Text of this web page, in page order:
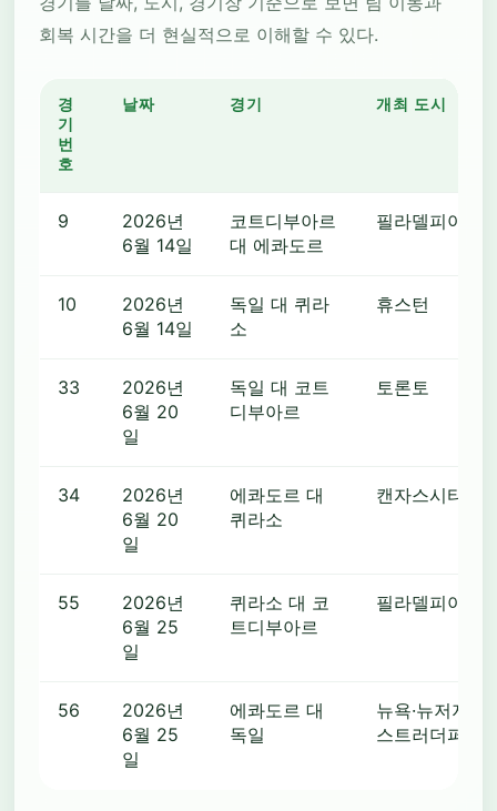
회복 시간을 더 현실적으로 이해할 수 있다.
경
기
번
호
날짜 경기 개최 도시
9
2026년
6월 14일
코트디부아르
대 에콰도르
필라델피아
10
2026년
6월 14일
독일 대 퀴라
소
휴스턴
33
2026년
6월 20
일
독일 대 코트
디부아르
토론토
34
2026년
6월 20
일
에콰도르 대
퀴라소
캔자스시티
55
2026년
6월 25
일
퀴라소 대 코
트디부아르
필라델피아
56
2026년
6월 25
일
에콰도르 대
독일
뉴욕·뉴저지 /
스트러더퍼드